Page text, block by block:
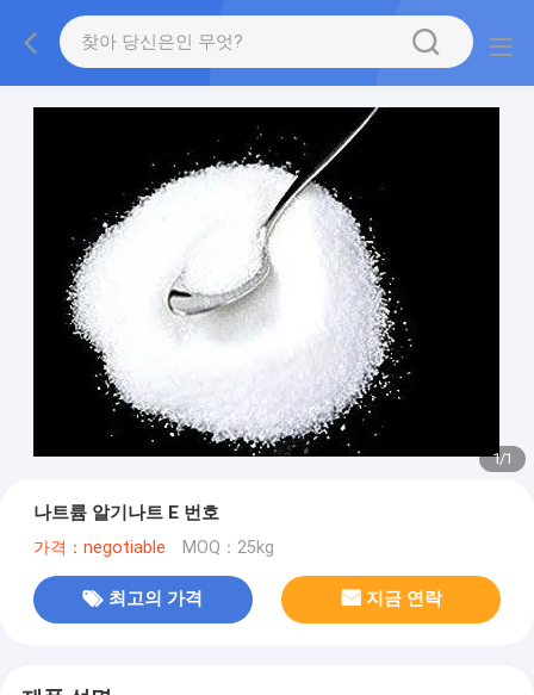
1/1
나트륨 알기나트 E 번호
가격：negotiable MOQ：25kg
최고의 가격 지금 연락